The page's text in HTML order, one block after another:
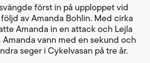
först in på upploppet vid
av Amanda Bohlin. Med cirka
Amanda in en attack och Lejla
Amanda vann med en sekund och
seger i Cykelvasan på tre år.